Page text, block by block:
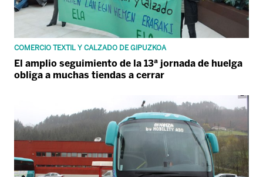
COMERCIO TEXTIL Y CALZADO DE GIPUZKOA
El amplio seguimiento de la 13ª jornada de huelga
obliga a muchas tiendas a cerrar